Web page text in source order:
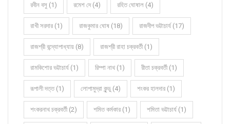
রবীন বসু (1) রমেশ দে (4) রহিত ঘোষাল (4)
রাখী সরদার (1) রাজকুমার ঘোষ (18) রাজদীপ ভট্টাচার্য (17)
রাজশ্রী বন্দ্যোপাধ্যায় (8) রাজশ্রী রাহা চক্রবর্তী (1)
রামকিশোর ভট্টাচার্য (1) রিম্পা নাথ (1) রীতা চক্রবর্তী (1)
রূপালী দত্ত (1) লোপামুদ্রা কুন্ডু (4) শংকর হালদার (1)
শংকরনাথ চক্রবর্তী (2) শমিত কর্মকার (1) শমিতা ভট্টাচার্য (1)